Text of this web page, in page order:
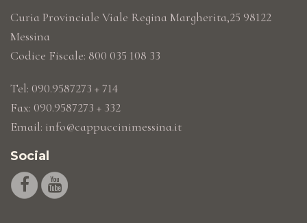
Curia Provinciale Viale Regina Margherita,25 98122
Messina
Codice Fiscale: 800 035 108 33
Tel: 090.9587273 + 714
Fax: 090.9587273 + 332
Email: info@cappuccinimessina.it
Social